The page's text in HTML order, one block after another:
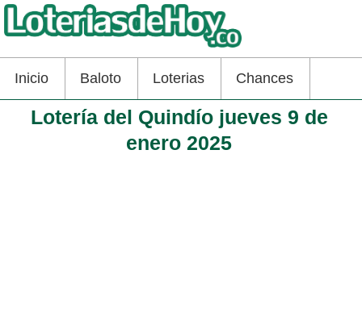
Inicio Baloto Loterias Chances
Lotería del Quindío jueves 9 de
enero 2025